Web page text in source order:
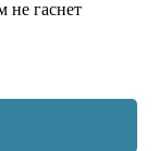
не гаснет